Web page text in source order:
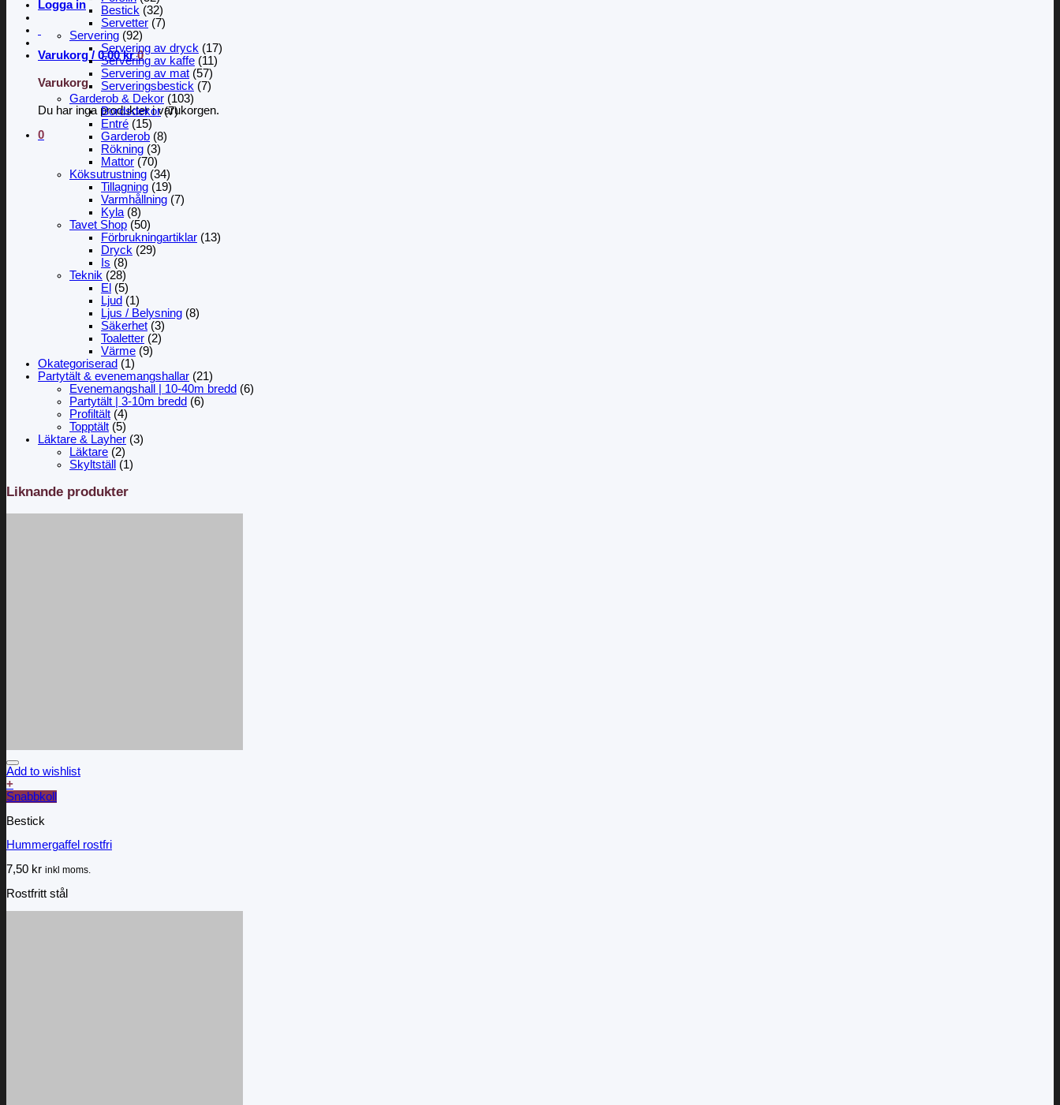
Logga in
Varukorg / 0,00kr 0
Varukorg
Du har inga produkter i varukorgen.
0
Bestick (32)
Servetter (7)
Servering (92)
Servering av dryck (17)
Servering av kaffe (11)
Servering av mat (57)
Serveringsbestick (7)
Garderob & Dekor (103)
Bordsdekor (7)
Entré (15)
Garderob (8)
Rökning (3)
Mattor (70)
Köksutrustning (34)
Tillagning (19)
Varmhållning (7)
Kyla (8)
Tavet Shop (50)
Förbrukningartiklar (13)
Dryck (29)
Is (8)
Teknik (28)
El (5)
Ljud (1)
Ljus / Belysning (8)
Säkerhet (3)
Toaletter (2)
Värme (9)
Okategoriserad (1)
Partytält & evenemangshallar (21)
Evenemangshall | 10-40m bredd (6)
Partytält | 3-10m bredd (6)
Profiltält (4)
Topptält (5)
Läktare & Layher (3)
Läktare (2)
Skyltställ
(1)
Liknande produkter
Add to wishlist
+
Snabbkoll
Bestick
Hummergaffel rostfri
7,50 kr inkl moms.
Rostfritt stål